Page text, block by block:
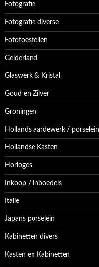
Fotografie
Fotografie diverse
Fototoestellen
Gelderland
Glaswerk & Kristal
Goud en Zilver
Groningen
Hollands aardewerk / porselein
Hollandse Kasten
Horloges
Inkoop / inboedels
Italie
Japans porselein
Kabinetten divers
Kasten en Kabinetten